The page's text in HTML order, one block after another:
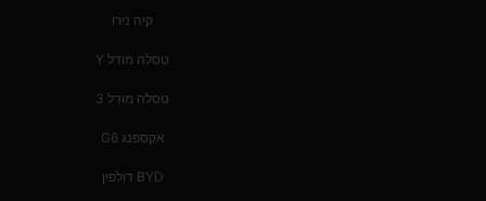
קיה נירו
טסלה מודל Y
טסלה מודל 3
אקספנג G6
BYD דולפין